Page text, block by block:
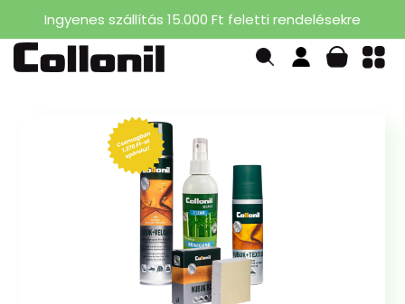
Ingyenes szállítás 15.000 Ft feletti rendelésekre